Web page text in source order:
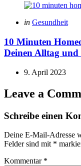
Posted
in Gesundheit
10 Minuten
Deinen Alltag
9. April 2023
Leave a
Schreibe einen
Deine E-Mail-Adresse
Felder sind mit *
Kommentar *